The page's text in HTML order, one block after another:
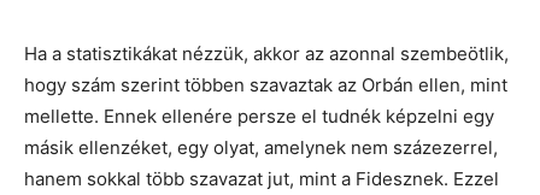
Ha a statisztikákat nézzük, akkor az azonnal szembeötlik,
hogy szám szerint többen szavaztak az Orbán ellen, mint
mellette. Ennek ellenére persze el tudnék képzelni egy
másik ellenzéket, egy olyat, amelynek nem százezerrel,
hanem sokkal több szavazat jut, mint a Fidesznek. Ezzel